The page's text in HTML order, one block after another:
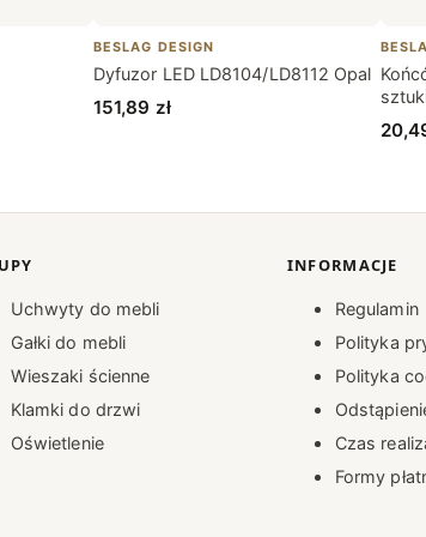
BESLAG DESIGN
Dyfuzor LED LD8104/LD8112 Opal
151,89 zł
Uchwyty do mebli
Gałki do mebli
Wieszaki ścienne
Klamki do drzwi
Oświetlenie
INFORMACJE
Regulamin
Polityka
Polityka
Czas
Formy